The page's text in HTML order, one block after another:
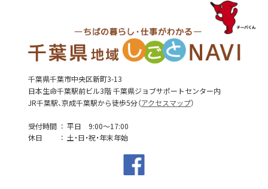
千葉県千葉市中央区新町3-13
日本生命千葉駅前ビル3階 千葉県ジョブサポートセンター内
JR千葉駅、京成千葉駅から徒歩5分（アクセスマップ）
受付時間
平日 9:00～17:00
休日
土・日・祝・年末年始